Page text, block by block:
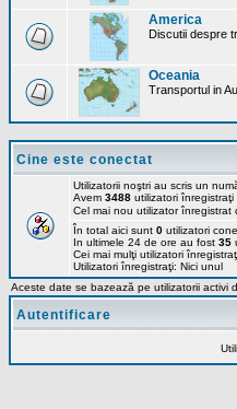
America
Discutii despre
Oceania
Transportul in
Cine este conectat
Utilizatorii noştri au scris un
Avem 3488 utilizatori înregistraţi
Cel mai nou utilizator înregistrat
În total aici sunt 0 utilizatori
In ultimele 24 de ore au fost 35
Cei mai mulţi utilizatori
Utilizatori înregistraţi: Nici unul
Aceste date se bazează pe utilizatorii activi
Autentificare